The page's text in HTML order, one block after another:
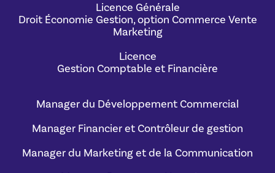
Licence Générale
Droit Économie Gestion, option Commerce Vente
Marketing
Licence
Gestion Comptable et Financière
Manager du Développement Commercial
Manager Financier et Contrôleur de gestion
Manager du Marketing et de la Communication